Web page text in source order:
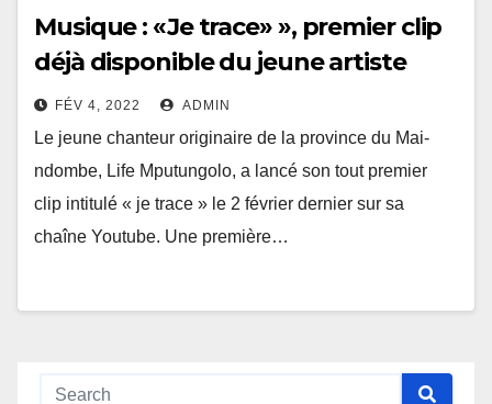
Musique : «Je trace» », premier clip
déjà disponible du jeune artiste
chanteur Life Mputungolo
FÉV 4, 2022 ADMIN
Le jeune chanteur originaire de la province du Mai-
ndombe, Life Mputungolo, a lancé son tout premier
clip intitulé « je trace » le 2 février dernier sur sa
chaîne Youtube. Une première…